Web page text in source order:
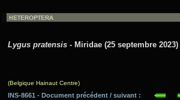
Lygus pratensis - Miridae (25 septembre 2023)
(Belgique Hainaut Centre)
INS-8661 - Document précédent / suivant :